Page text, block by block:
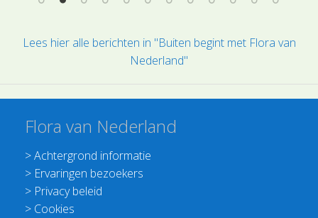
Lees hier alle berichten in "Buiten begint met Flora van
Nederland"
Flora van Nederland
>Achtergrond informatie
> Ervaringen bezoekers
> Privacy beleid
> Cookies